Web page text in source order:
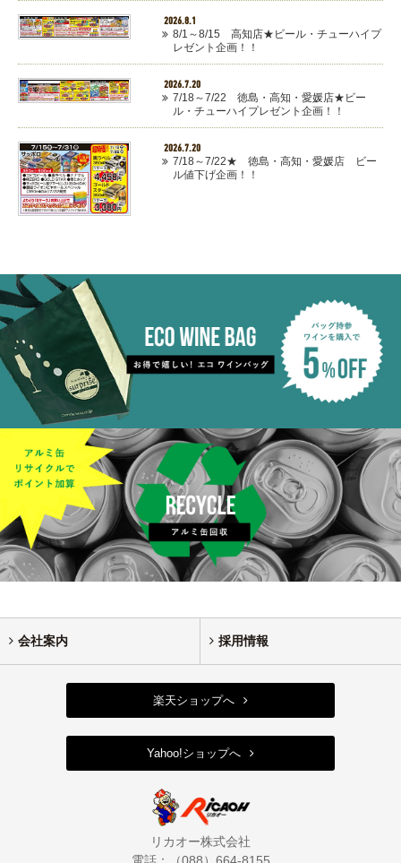
2026.8.1
8/1～8/15 高知店★ビール・チューハイプ
レゼント企画！！
2026.7.20
7/18～7/22 徳島・高知・愛媛店★ビー
ル・チューハイプレゼント企画！！
2026.7.20
7/18～7/22★ 徳島・高知・愛媛店 ビー
ル値下げ企画！！
会社案内 採用情報
楽天ショップへ
Yahoo!ショップへ
リカオー株式会社